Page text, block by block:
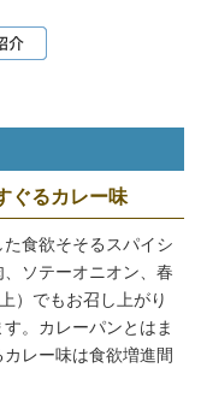
ぐるカレー味
食欲そそるスパイシ
ソテーオニオン、春
）でもお召し上がり
。カレーパンとはま
レー味は食欲増進間